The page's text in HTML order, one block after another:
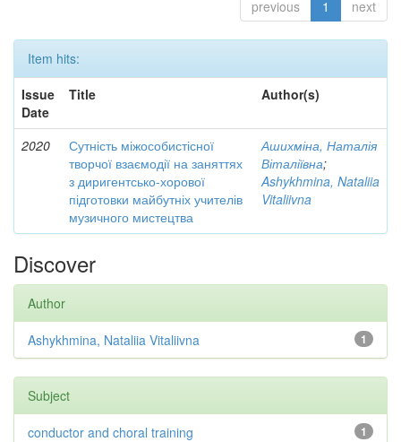
previous 1 next
Item hits:
Issue
Date
Title Author(s)
2020
Сутність міжособистісної
творчої взаємодії на заняттях
з диригентсько-хорової
підготовки майбутніх учителів
музичного мистецтва
Ашихміна, Наталія
Віталіївна;
Ashykhmina, Nataliia
Vitaliivna
Discover
Author
1
Ashykhmina, Nataliia Vitaliivna
Subject
1
conductor and choral training